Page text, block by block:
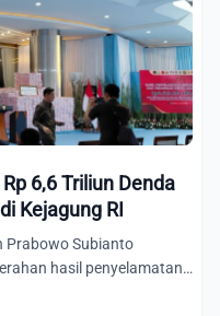
6,6 Triliun Denda
Kejagung RI
Prabowo Subianto
hasil penyelamatan